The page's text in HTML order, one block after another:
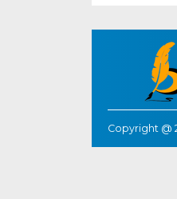
Copyright @